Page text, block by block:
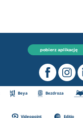
pobierz aplikację
Beya Bezdroza
Videopoint Editio